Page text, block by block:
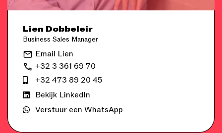
Lien Dobbeleir
Business Sales Manager
Email Lien
+32 3 361 69 70
+32 473 89 20 45
Bekijk LinkedIn
Verstuur een WhatsApp